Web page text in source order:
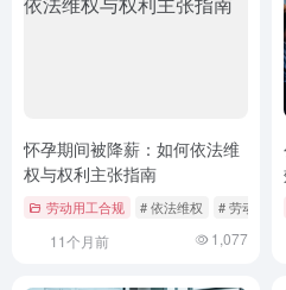
怀孕期间被降薪：如何依法维
权与权利主张指南
劳动用工合规 # 依法维权 # 劳动法维
11个月前 1,077